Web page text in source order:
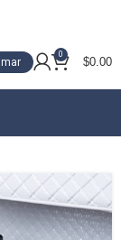
0
$0.00